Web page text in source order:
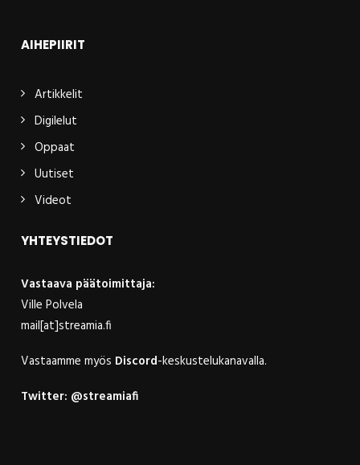
AIHEPIIRIT
Artikkelit
Digilelut
Oppaat
Uutiset
Videot
YHTEYSTIEDOT
Vastaava päätoimittaja:
Ville Polvela
mail[at]streamia.fi
Vastaamme myös Discord-keskustelukanavalla.
Twitter: @streamiafi